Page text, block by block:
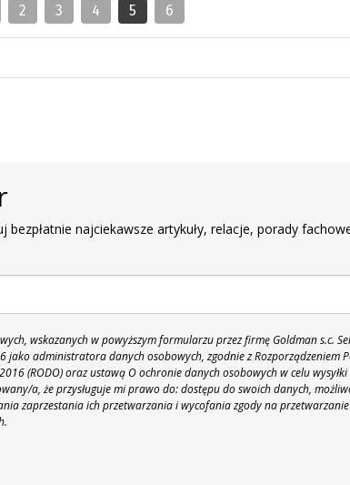
2 3 4 5 6
najciekawsze artykuły, relacje, porady
wskazanych w powyższym formularzu przez firmę Goldman s.c.
jako administratora danych osobowych, zgodnie z Rozporządzeniem
(RODO) oraz ustawą O ochronie danych osobowych w celu
a, że przysługuje mi prawo do: dostępu do swoich danych,
zaprzestania ich przetwarzania i wycofania zgody na